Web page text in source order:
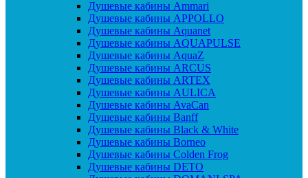
Душевые кабины Ammari
Душевые кабины APPOLLO
Душевые кабины Aquanet
Душевые кабины AQUAPULSE
Душевые кабины AquaZ
Душевые кабины ARCUS
Душевые кабины ARTEX
Душевые кабины AULICA
Душевые кабины AvaCan
Душевые кабины Banff
Душевые кабины Black & White
Душевые кабины Borneo
Душевые кабины Colden Frog
Душевые кабины DETO